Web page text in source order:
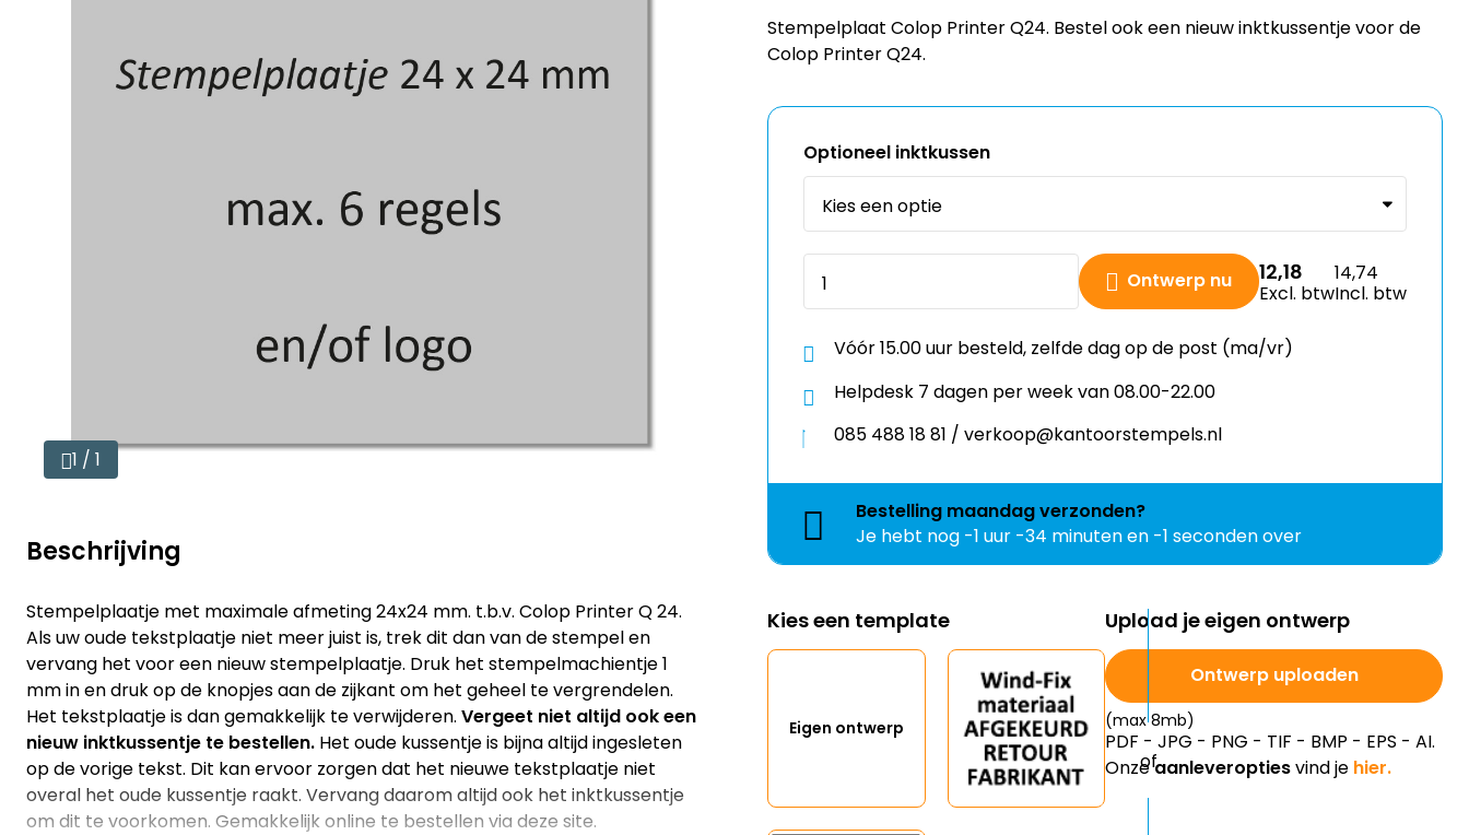
1 / 1
Beschrijving
Stempelplaatje met maximale afmeting 24x24 mm. t.b.v. Colop Printer Q 24.
Als uw oude tekstplaatje niet meer juist is, trek dit dan van de stempel en
vervang het voor een nieuw stempelplaatje. Druk het stempelmachientje 1
mm in en druk op de knopjes aan de zijkant om het geheel te vergrendelen.
Het tekstplaatje is dan gemakkelijk te verwijderen. Vergeet niet altijd ook een
nieuw inktkussentje te bestellen. Het oude kussentje is bijna altijd ingesleten
op de vorige tekst. Dit kan ervoor zorgen dat het nieuwe tekstplaatje niet
overal het oude kussentje raakt. Vervang daarom altijd ook het inktkussentje
om dit te voorkomen. Gemakkelijk online te bestellen via deze site.
Stempelplaat Colop Printer Q24. Bestel ook een nieuw inktkussentje voor de
Colop Printer Q24.
Optioneel inktkussen
Ontwerp nu 12,18
Excl. btw
14,74
Incl. btw
Vóór 15.00 uur besteld, zelfde dag op de post (ma/vr)
Helpdesk 7 dagen per week van 08.00-22.00
085 488 18 81 / verkoop@kantoorstempels.nl
Bestelling maandagverzonden?
Je hebt nog -1 uur -34 minuten en -2 seconden over
Kies een template
Eigen ontwerp
Upload je eigen ontwerp
Ontwerp uploaden
(max 8mb)
PDF - JPG - PNG - TIF - BMP - EPS - AI.
Onzeaanleveroptiesvind je hier.